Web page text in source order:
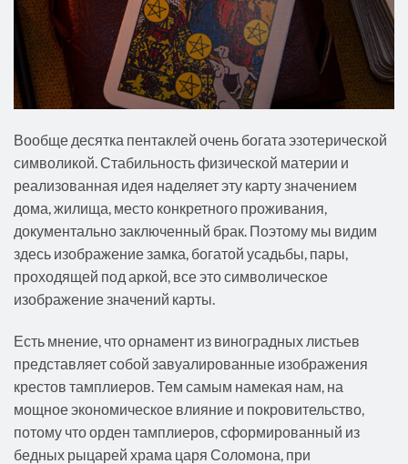
Вообще десятка пентаклей очень богата эзотерической
символикой. Стабильность физической материи и
реализованная идея наделяет эту карту значением
дома, жилища, место конкретного проживания,
документально заключенный брак. Поэтому мы видим
здесь изображение замка, богатой усадьбы, пары,
проходящей под аркой, все это символическое
изображение значений карты.
Есть мнение, что орнамент из виноградных листьев
представляет собой завуалированные изображения
крестов тамплиеров. Тем самым намекая нам, на
мощное экономическое влияние и покровительство,
потому что орден тамплиеров, сформированный из
бедных рыцарей храма царя Соломона, при